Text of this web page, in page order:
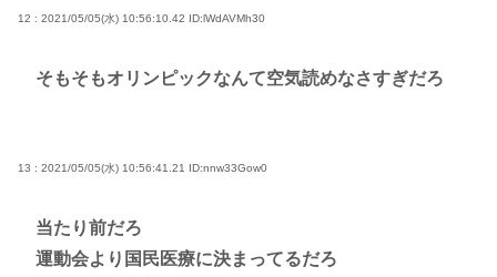
12 : 2021/05/05(水) 10:56:10.42 ID:lWdAVMh30
そもそもオリンピックなんて空気読めなさすぎだろ
13 : 2021/05/05(水) 10:56:41.21 ID:nnw33Gow0
当たり前だろ
運動会より国民医療に決まってるだろ